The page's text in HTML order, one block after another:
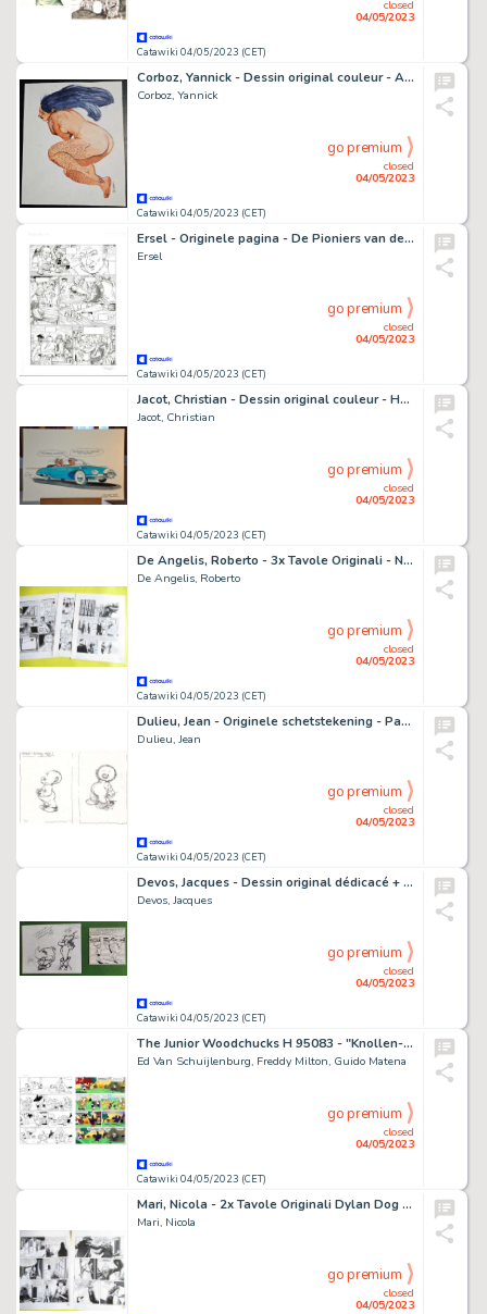
Catawiki 04/05/2023 (CET)
closed
04/05/2023
Corboz, Yannick - Dessin original couleur - Aquarelles - (2010)
Corboz, Yannick
Catawiki 04/05/2023 (CET)
closed
04/05/2023
go premium
Ersel - Originele pagina - De Pioniers van de Nieuwe Wereld 18 - Het grote rendez-vous - (2011)
Ersel
Catawiki 04/05/2023 (CET)
closed
04/05/2023
go premium
Jacot, Christian - Dessin original couleur - Hommage à Franquin - (2023)
Jacot, Christian
Catawiki 04/05/2023 (CET)
closed
04/05/2023
go premium
De Angelis, Roberto - 3x Tavole Originali - Nathan Never n. 102 ''Una Canzone per Sara'' - (1999)
De Angelis, Roberto
Catawiki 04/05/2023 (CET)
closed
04/05/2023
go premium
Dulieu, Jean - Originele schetstekening - Paulus de Boskabouter in hansopje - (1977)
Dulieu, Jean
Catawiki 04/05/2023 (CET)
closed
04/05/2023
go premium
Devos, Jacques - Dessin original dédicacé + case originale - Génial Olivier - (1982)
Devos, Jacques
Catawiki 04/05/2023 (CET)
closed
04/05/2023
go premium
The Junior Woodchucks H 95083 - "Knollen-lopers" - Original Inked One-Pager by Ed van Schuijlenburg, Freddy Milton and Guido Matena - (1995)
Ed Van Schuijlenburg, Freddy Milton, Guido Matena
Catawiki 04/05/2023 (CET)
closed
04/05/2023
go premium
Mari, Nicola - 2x Tavole Originali Dylan Dog n. 284 ''Nel Segno del Dolore'' - (2010)
Mari, Nicola
closed
04/05/2023
go premium